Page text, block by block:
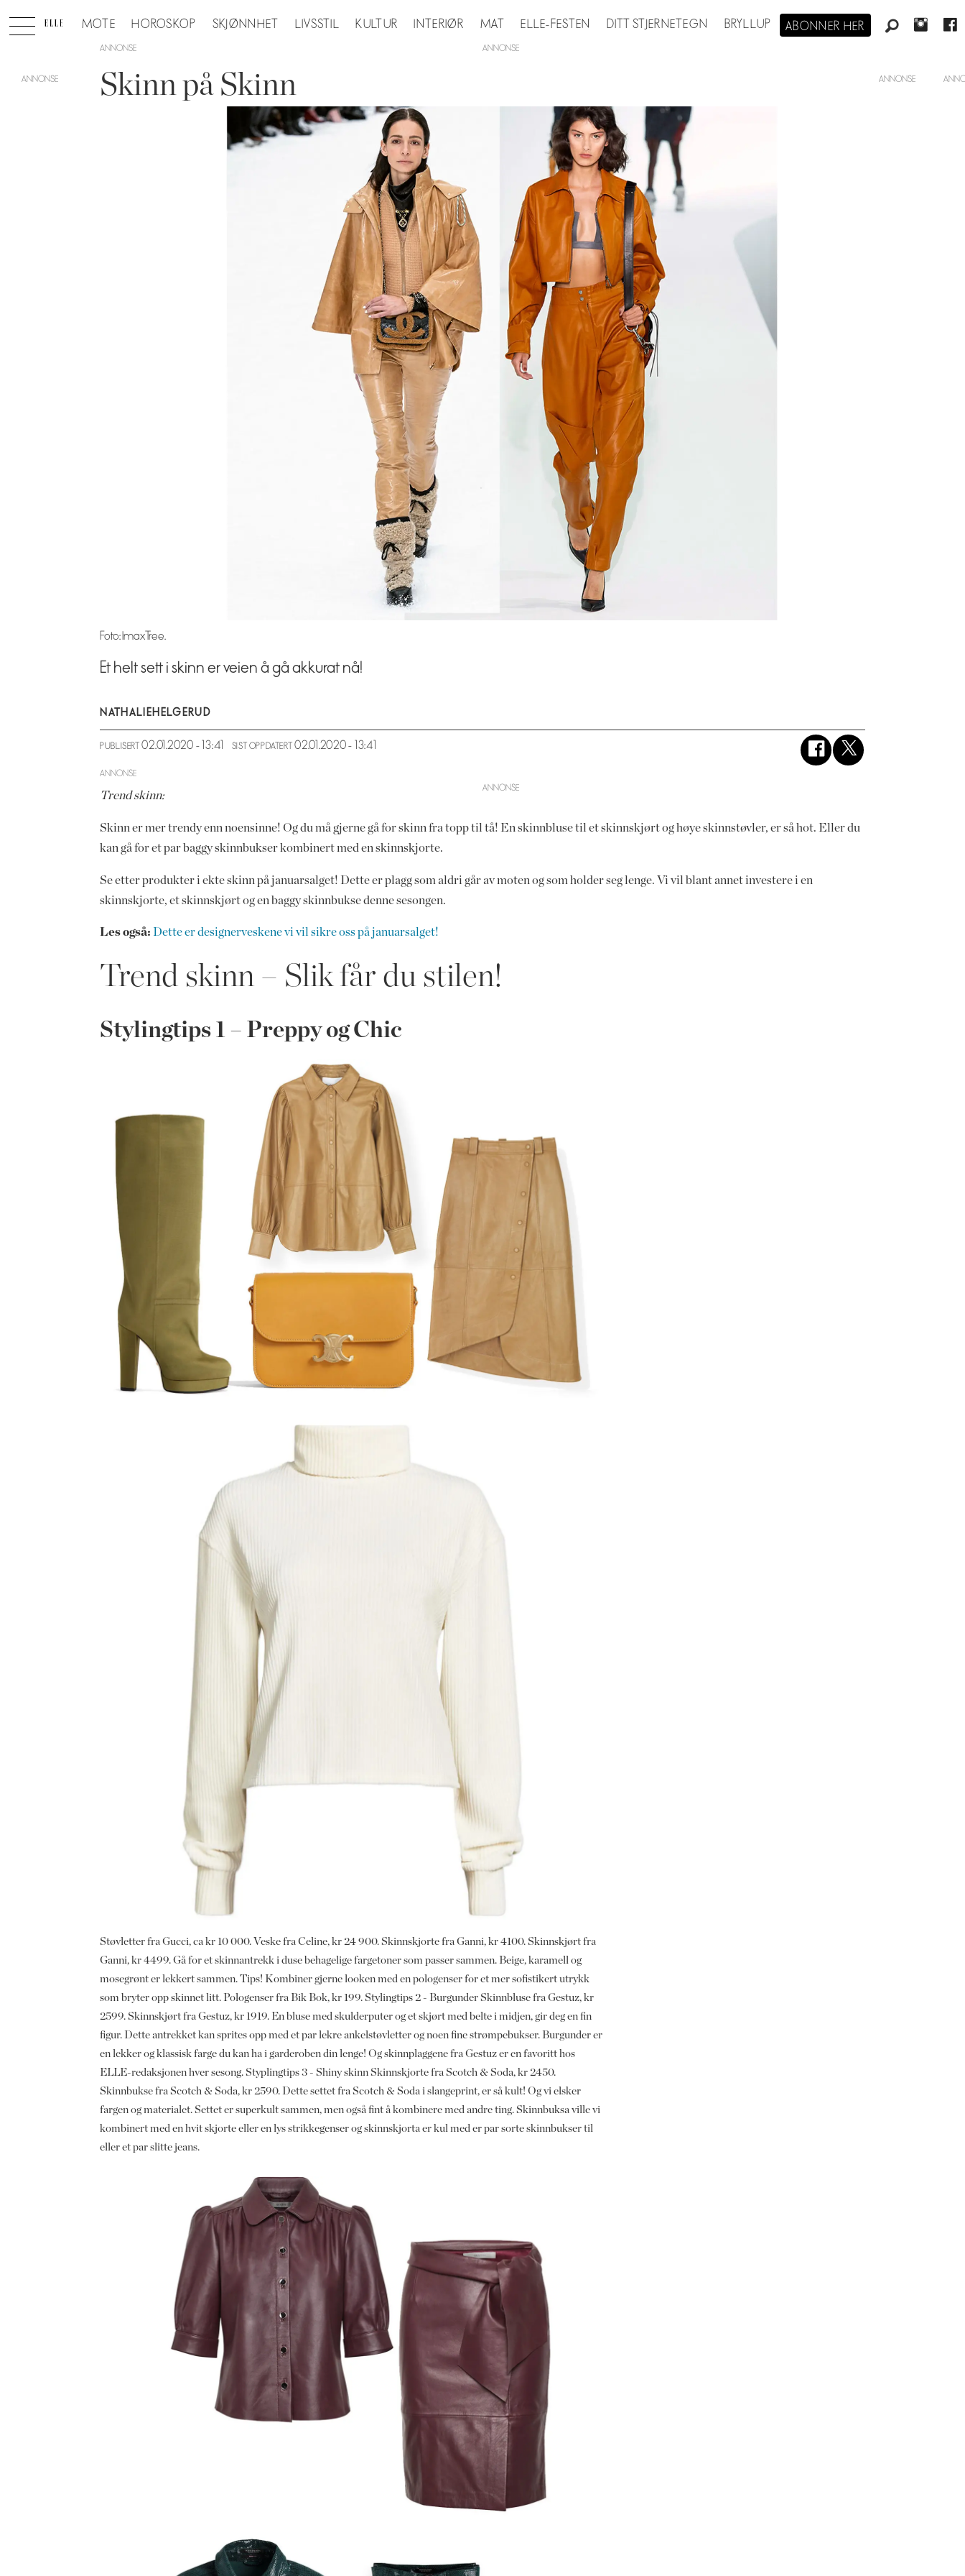
MOTE HOROSKOP SKJØNNHET LIVSSTIL KULTUR INTERIØR MAT ELLE-FESTEN DITT STJERNETEGN BRYLLUP ABONNER HER
ANNONSE
Skinn på Skinn
Foto: ImaxTree.
Et helt sett i skinn er veien å gå akkurat nå!
NATHALIEHELGERUD
PUBLISERT 02.01.2020 - 13:41 SIST OPPDATERT 02.01.2020 - 13:41
ANNONSE
Trend skinn:
Skinn er mer trendy enn noensinne! Og du må gjerne gå for skinn fra topp til tå! En skinnbluse til et skinnskjørt og høye skinnstøvler, er så hot. Eller du
kan gå for et par baggy skinnbukser kombinert med en skinnskjorte.
Se etter produkter i ekte skinn på januarsalget! Dette er plagg som aldri går av moten og som holder seg lenge. Vi vil blant annet investere i en
skinnskjorte, et skinnskjørt og en baggy skinnbukse denne sesongen.
Les også: Dette er designerveskene vi vil sikre oss på januarsalget!
Trend skinn – Slik får du stilen!
Stylingtips 1 – Preppy og Chic
Støvletter fra Gucci, ca kr 10 000. Veske fra Celine, kr 24 900. Skinnskjorte fra Ganni, kr 4100. Skinnskjørt fra
Ganni, kr 4499. Gå for et skinnantrekk i duse behagelige fargetoner som passer sammen. Beige, karamell og
mosegrønt er lekkert sammen. Tips! Kombiner gjerne looken med en pologenser for et mer sofistikert utrykk
som bryter opp skinnet litt. Pologenser fra Bik Bok, kr 199. Stylingtips 2 - Burgunder Skinnbluse fra Gestuz, kr
2599. Skinnskjørt fra Gestuz, kr 1919. En bluse med skulderputer og et skjørt med belte i midjen, gir deg en fin
figur. Dette antrekket kan sprites opp med et par lekre ankelstøvletter og noen fine strømpebukser. Burgunder er
en lekker og klassisk farge du kan ha i garderoben din lenge! Og skinnplaggene fra Gestuz er en favoritt hos
ELLE-redaksjonen hver sesong. Styplingtips 3 - Shiny skinn Skinnskjorte fra Scotch & Soda, kr 2450.
Skinnbukse fra Scotch & Soda, kr 2590. Dette settet fra Scotch & Soda i slangeprint, er så kult! Og vi elsker
fargen og materialet. Settet er superkult sammen, men også fint å kombinere med andre ting. Skinnbuksa ville vi
kombinert med en hvit skjorte eller en lys strikkegenser og skinnskjorta er kul med er par sorte skinnbukser til
eller et par slitte jeans.
ANNONSE